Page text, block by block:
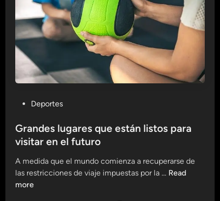
s
t
d
i
n
Deportes
Grandes lugares que están listos para
visitar en el futuro
A medida que el mundo comienza a recuperarse de
las restricciones de viaje impuestas por la … G
Read
more